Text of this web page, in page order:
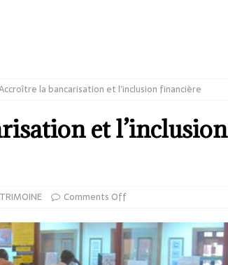
la bancarisation et l’inclusion financière
et l’inclusion
Comments Off